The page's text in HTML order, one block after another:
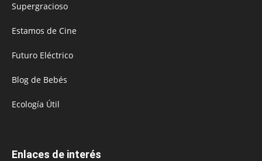
Supergracioso
Estamos de Cine
Futuro Eléctrico
Blog de Bebés
Ecología Útil
Enlaces de interés